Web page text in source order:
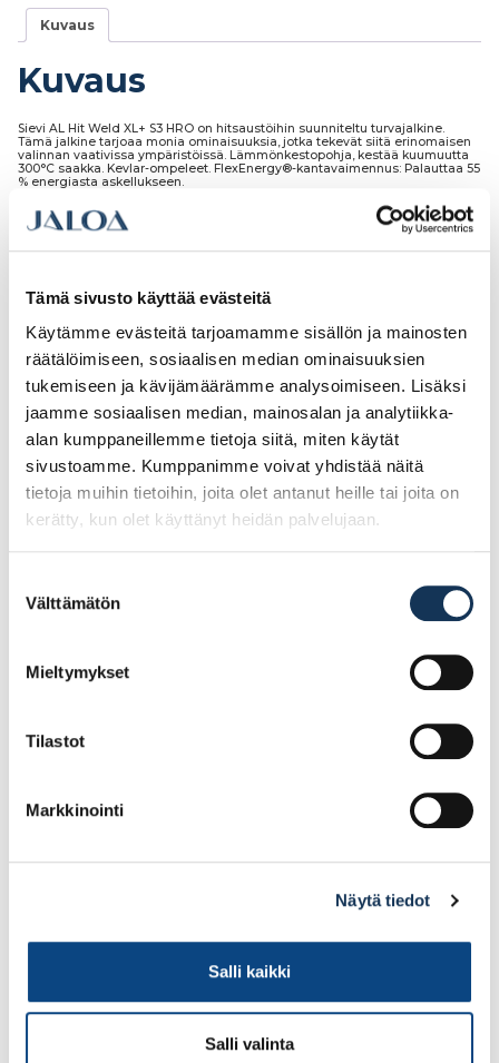
Tämä sivusto käyttää evästeitä
Käytämme evästeitä tarjoamamme sisällön ja mainosten
räätälöimiseen, sosiaalisen median ominaisuuksien
tukemiseen ja kävijämäärämme analysoimiseen. Lisäksi
jaamme sosiaalisen median, mainosalan ja analytiikka-
alan kumppaneillemme tietoja siitä, miten käytät
sivustoamme. Kumppanimme voivat yhdistää näitä
tietoja muihin tietoihin, joita olet antanut heille tai joita on
kerätty, kun olet käyttänyt heidän palvelujaan.
valinta
Välttämätön
Mieltymykset
Tilastot
Markkinointi
Näytä tiedot
Salli kaikki
Salli valinta
Kuvaus
Kuvaus
Sievi AL Hit Weld XL+ S3 HRO on hitsaustöihin suunniteltu turvajalkine.
Tämä jalkine tarjoaa monia ominaisuuksia, jotka tekevät siitä erinomaisen
valinnan vaativissa ympäristöissä. Lämmönkestopohja, kestää kuumuutta
300°C saakka. Kevlar-ompeleet. FlexEnergy®-kantavaimennus: Palauttaa 55
% energiasta askellukseen.
esiintyviltä lämpöriskeiltä ja sulametalliroiskeilta. Sisäsyrjällä tarrakiinnitys,
lisää käyttömukavuutta.
Tutustu myös
Ale!
Turvajalkine Sievi Al hit
Viper 2+ S3 koko 40,
Ale!